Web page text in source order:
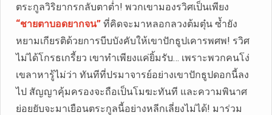
ตระกูลวิริยากรกลับตาต่ำ! พวกเขามองรวิศเป็นเพียง
“ชายตาบอดยากจน” ที่คิดจะมาหลอกลวงต้มตุ๋น ซ้ำยัง
หยามเกียรติด้วยการบีบบังคับให้เขาปักธูปเคารพศพ! รวิศ
ไม่ได้โกรธเกรี้ยว เขาทำเพียงแค่ยิ้มรับ… เพราะพวกคนโง่
เขลาหารู้ไม่ว่า ทันทีที่ปรมาจารย์อย่างเขาปักธูปดอกนี้ลง
ไป สัญญาคุ้มครองจะถือเป็นโมฆะทันที และความพินาศ
ย่อยยับจะมาเยือนตระกูลนี้อย่างหลีกเลี่ยงไม่ได้! มาร่วม